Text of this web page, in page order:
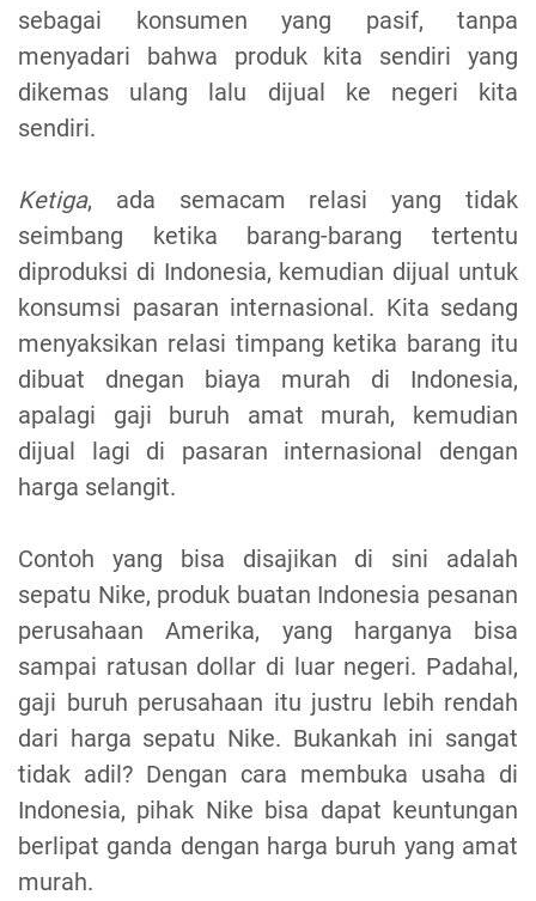
sebagai konsumen yang pasif, tanpa
menyadari bahwa produk kita sendiri yang
dikemas ulang lalu dijual ke negeri kita
sendiri.
Ketiga, ada semacam relasi yang tidak
seimbang ketika barang-barang tertentu
diproduksi di Indonesia, kemudian dijual untuk
konsumsi pasaran internasional. Kita sedang
menyaksikan relasi timpang ketika barang itu
dibuat dnegan biaya murah di Indonesia,
apalagi gaji buruh amat murah, kemudian
dijual lagi di pasaran internasional dengan
harga selangit.
Contoh yang bisa disajikan di sini adalah
sepatu Nike, produk buatan Indonesia pesanan
perusahaan Amerika, yang harganya bisa
sampai ratusan dollar di luar negeri. Padahal,
gaji buruh perusahaan itu justru lebih rendah
dari harga sepatu Nike. Bukankah ini sangat
tidak adil? Dengan cara membuka usaha di
Indonesia, pihak Nike bisa dapat keuntungan
berlipat ganda dengan harga buruh yang amat
murah.